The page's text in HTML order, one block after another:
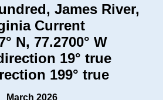
James River,
Current
N, 77.2700° W
19° true
199° true
March 2026